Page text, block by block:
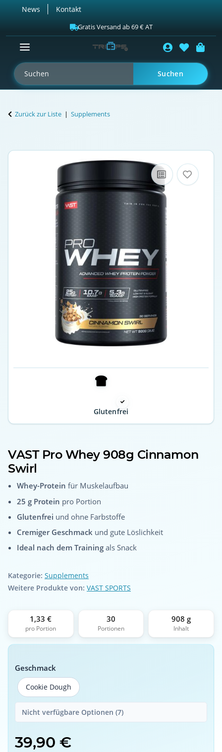
News Kontakt
Gratis Versand ab 69 € AT
Suchen
Zurück zur Liste Supplements
Glutenfrei
VAST Pro Whey 908g Cinnamon
Swirl
Whey-Protein für Muskelaufbau
25 g Protein pro Portion
Glutenfrei und ohne Farbstoffe
Cremiger Geschmack und gute Löslichkeit
Ideal nach dem Training als Snack
Kategorie: Supplements
Weitere Produkte von: VAST SPORTS
1,33 €
pro Portion
30
Portionen
908 g
Inhalt
Geschmack
Cookie Dough
Cookie Dough
Nicht verfügbare Optionen (7)
39,90 €